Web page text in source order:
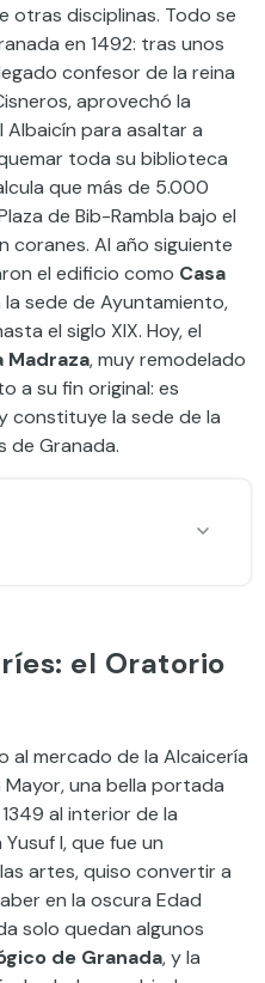
otras disciplinas. Todo se
en 1492: tras unos
confesor de la reina
aprovechó la
para asaltar a
toda su biblioteca
que más de 5.000
de Bib-Rambla bajo el
coranes. Al año siguiente
el edificio como Casa
sede de Ayuntamiento,
el siglo XIX. Hoy, el
Madraza, muy remodelado
a su fin original: es
constituye la sede de la
de Granada.
el Oratorio
al mercado de la Alcaicería
una bella portada
al interior de la
I, que fue un
artes, quiso convertir a
en la oscura Edad
solo quedan algunos
de Granada, y la